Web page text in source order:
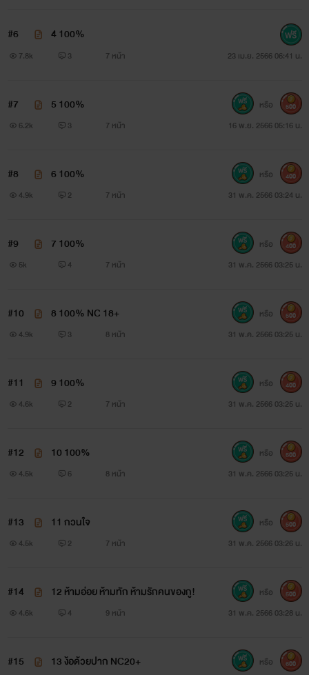
#6 4 100%
7.8k 3 7 หน้า 23 เม.ย. 2566 06:41 น.
#7 5 100%
6.2k 3 7 หน้า 16 พ.ย. 2566 05:16 น.
หรือ 500
#8 6 100%
4.9k 2 7 หน้า 31 พ.ค. 2566 03:24 น.
หรือ 400
#9 7 100%
5k 4 7 หน้า 31 พ.ค. 2566 03:25 น.
หรือ 400
#10 8 100% NC 18+
4.9k 3 8 หน้า 31 พ.ค. 2566 03:25 น.
หรือ 500
#11 9 100%
4.6k 2 7 หน้า 31 พ.ค. 2566 03:25 น.
หรือ 400
#12 10 100%
4.5k 6 8 หน้า 31 พ.ค. 2566 03:25 น.
หรือ 500
#13 11 กวนใจ
4.5k 2 7 หน้า 31 พ.ค. 2566 03:26 น.
หรือ 500
#14 12 ห้ามอ่อย ห้ามทัก ห้ามรักคนของกู!
4.6k 4 9 หน้า 31 พ.ค. 2566 03:28 น.
หรือ 500
#15 13 ง้อด้วยปาก NC20+ หรือ 600